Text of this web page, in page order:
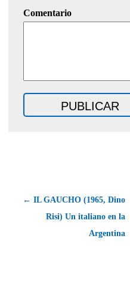
Comentario
← IL GAUCHO (1965, Dino
Risi) Un italiano en la
Argentina